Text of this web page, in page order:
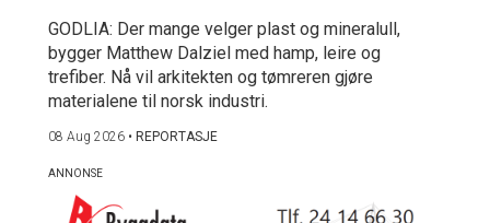
GODLIA: Der mange velger plast og mineralull,
bygger Matthew Dalziel med hamp, leire og
trefiber. Nå vil arkitekten og tømreren gjøre
materialene til norsk industri.
08 Aug 2026 • REPORTASJE